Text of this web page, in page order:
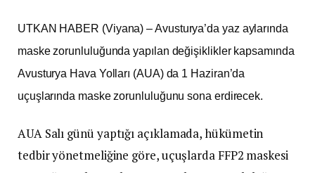
UTKAN HABER (Viyana) – Avusturya’da yaz aylarında
maske zorunluluğunda yapılan değişiklikler kapsamında
Avusturya Hava Yolları (AUA) da 1 Haziran’da
uçuşlarında maske zorunluluğunu sona erdirecek.
AUA Salı günü yaptığı açıklamada, hükümetin
tedbir yönetmeliğine göre, uçuşlarda FFP2 maskesi